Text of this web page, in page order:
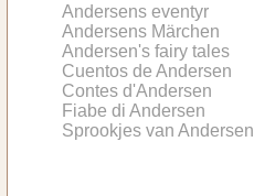
Andersens eventyr
Andersens Märchen
Andersen's fairy tales
Cuentos de Andersen
Contes d'Andersen
Fiabe di Andersen
Sprookjes van Andersen